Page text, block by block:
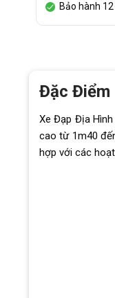
Bảo hành 12
Đặc Điểm
Xe Đạp Địa Hình
cao từ 1m40
hợp với các